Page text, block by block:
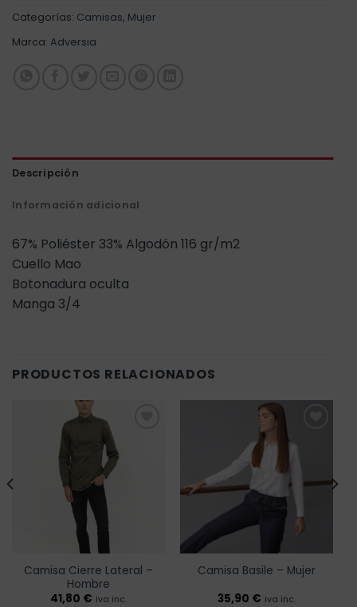
Categorías: Camisas, Mujer
Marca: Adversia
Descripción
Información adicional
67% Poliéster 33% Algodón 116 gr/m2
Cuello Mao
Botonadura oculta
Manga 3/4
PRODUCTOS RELACIONADOS
Camisa Cierre Lateral –
Hombre
41,80 € iva inc.
Camisa Basile – Mujer
35,90 € iva inc.